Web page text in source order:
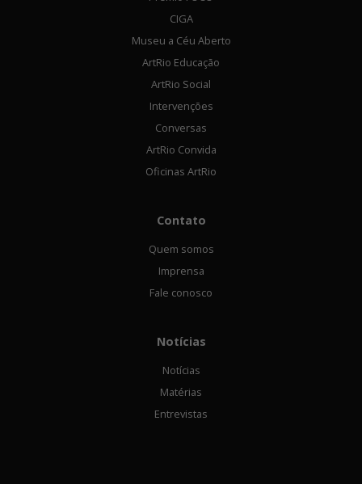
CIGA
Museu a Céu Aberto
ArtRio Educação
ArtRio Social
Intervenções
Conversas
ArtRio Convida
Oficinas ArtRio
Contato
Quem somos
Imprensa
Fale conosco
Notícias
Notícias
Matérias
Entrevistas